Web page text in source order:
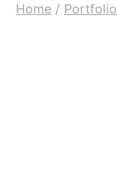
Home / Portfolio